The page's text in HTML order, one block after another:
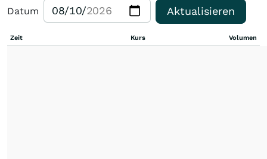
Datum Aktualisieren
Zeit Kurs Volumen